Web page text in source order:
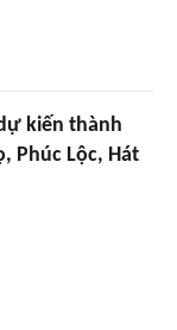
kiến thành
Phúc Lộc, Hát